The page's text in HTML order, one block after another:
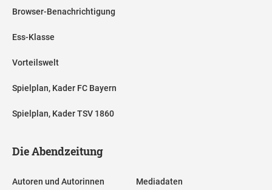
Browser-Benachrichtigung
Ess-Klasse
Vorteilswelt
Spielplan, Kader FC Bayern
Spielplan, Kader TSV 1860
Die Abendzeitung
Autoren und Autorinnen Mediadaten